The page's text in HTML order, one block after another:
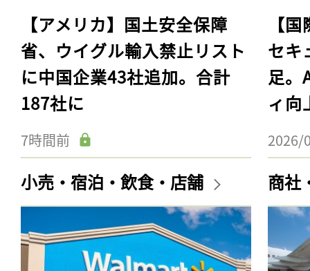
【アメリカ】国土安全保障
省、ウイグル輸入禁止リスト
に中国企業43社追加。合計
187社に
7時間前
【
セキ
足。
ィ向
2026/
小売・宿泊・飲食・店舗 商社